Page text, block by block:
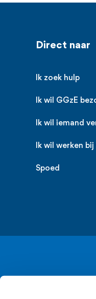
Voet
Direct naar
Ik zoek hulp
Ik wil GGzE
Ik wil iemand
Ik wil werken bij
Spoed